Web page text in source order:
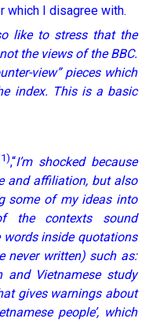
which I disagree with.
like to stress that the
the views of the BBC.
view” pieces which
index. This is a basic
,“I’m shocked because
and affiliation, but also
some of my ideas into
the contexts sound
inside quotations
never written) such as:
and Vietnamese study
gives warnings about
people’, which